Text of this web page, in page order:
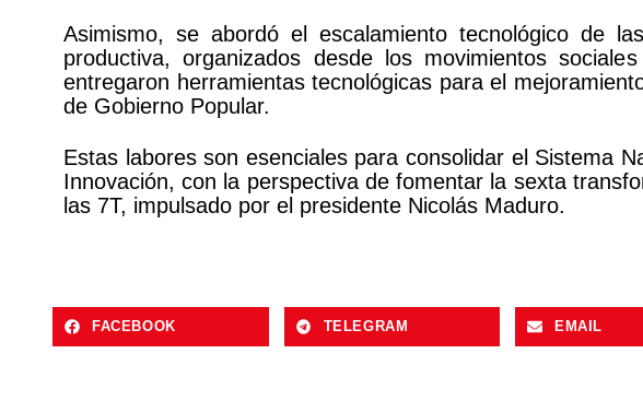
Asimismo, se abordó el escalamiento tecnológico de
productiva, organizados desde los movimientos
entregaron herramientas tecnológicas para el
de Gobierno Popular.
Estas labores son esenciales para consolidar el Sistema
Innovación, con la perspectiva de fomentar la sexta
las 7T, impulsado por el presidente Nicolás Maduro.
FACEBOOK TELEGRAM EMAIL